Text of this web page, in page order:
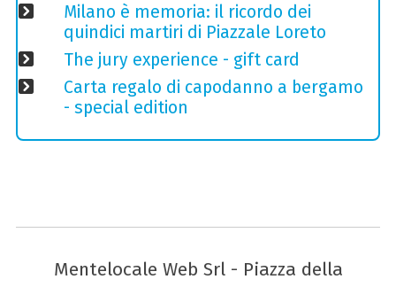
Milano è memoria: il ricordo dei
quindici martiri di Piazzale Loreto
The jury experience - gift card
Carta regalo di capodanno a bergamo
- special edition
Mentelocale Web Srl - Piazza della